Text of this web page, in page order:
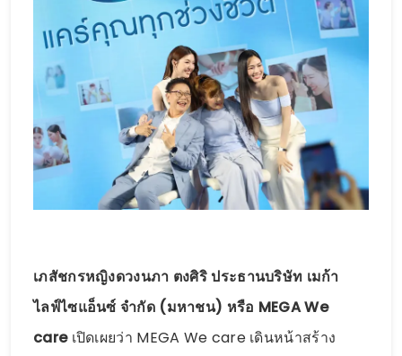
เภสัชกรหญิงดวงนภา ตงศิริ ประธานบริษัท เมก้า
ไลฟ์ไซแอ็นซ์ จำกัด (มหาชน) หรือ MEGA We
care เปิดเผยว่า MEGA We care เดินหน้าสร้าง